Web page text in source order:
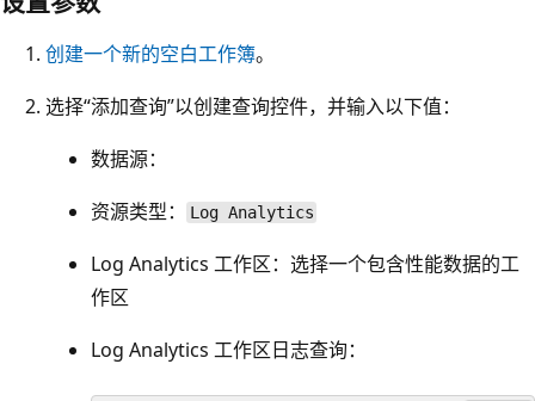
创建一个新的空白工作簿。
选择“添加查询”以创建查询控件，并输入以下值：
数据源：
资源类型： Log Analytics
Log Analytics 工作区：选择一个包含性能数据的工
作区
Log Analytics 工作区日志查询：